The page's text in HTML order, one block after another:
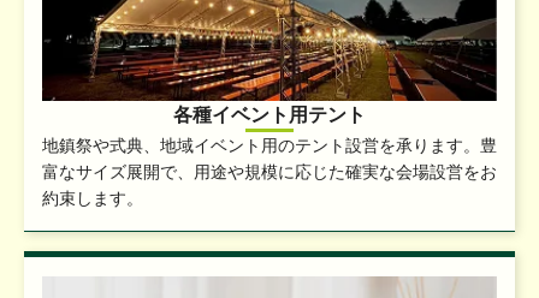
各種イベント用テント
地鎮祭や式典、地域イベント用のテント設営を承ります。豊
富なサイズ展開で、用途や規模に応じた確実な会場設営をお
約束します。